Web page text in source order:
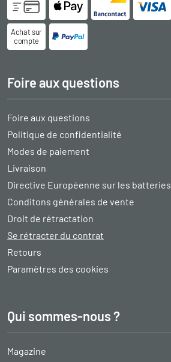
Achat sur
compte
Foire aux questions
Foire aux questions
Politique de confidentialité
Modes de paiement
Livraison
Directive Européenne sur les batteries
Conditons générales de vente
Droit de rétractation
Se rétracter du contrat
Retours
Paramètres des cookies
Qui sommes-nous ?
Magazine